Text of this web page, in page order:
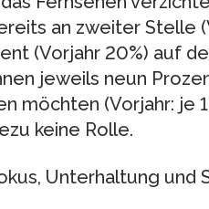
an zweiter Stelle
(Vorjahr 20%) auf
jeweils neun
möchten (Vorjahr: je
keine Rolle.
Unterhaltung und